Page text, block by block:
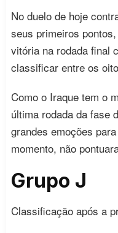
No duelo de hoje
seus primeiros
vitória na rodada final
classificar entre os
Como o Iraque tem o
última rodada da fase
grandes emoções
momento, não
Grupo J
Classificação após a